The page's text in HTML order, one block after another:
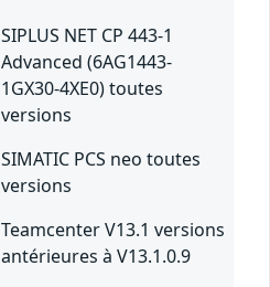
SIPLUS NET CP 443-1
Advanced (6AG1443-
1GX30-4XE0) toutes
versions
SIMATIC PCS neo toutes
versions
Teamcenter V13.1 versions
antérieures à V13.1.0.9